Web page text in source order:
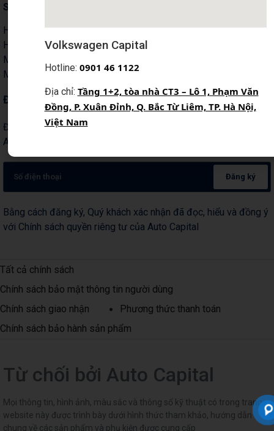
Showroom 1S:
Hotline Kinh doanh:0901 46 1122
Hotline Dịch vụ:0901 07 1122
Mail: info@volkswagencapital.vn
MST: 0110404220
ĐĂNG KÝ NHẬN THÔNG TIN
Đăng ký nhận thông tin chương trình khuyến mãi, dịch vụ từ
Auto Capital
Đăng ký
Bằng cách đăng ký, Quý khách xác nhận đã đọc, hiểu và đồng ý
với Chính sách quyền riêng tư của Auto Capital
Tất cả chính sách
Chính sách bảo mật thông tin người dùng
Chính sách giao nhận
Phương thức thanh toán
Chính sách bảo hành sản phẩm
Từ chối bởi Auto Capital
Mọi thông tin, hình ảnh, màu sắc và thông số kỹ thuật có trong trang
website này được trình bày dưới hình thức tham khảo, hướng dẫn
chung về các sản phẩm và phụ kiện được cung cấp
Volkswagen Capital
Hotline: 0901 46 1122
Địa chỉ: Tầng 1+2, tòa nhà CT3 – Lô 1, Phạm Văn
Đồng, P. Xuân Đỉnh, Q. Bắc Từ Liêm, TP. Hà Nội,
Việt Nam